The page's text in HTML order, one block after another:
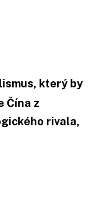
který by
Čína z
rivala,